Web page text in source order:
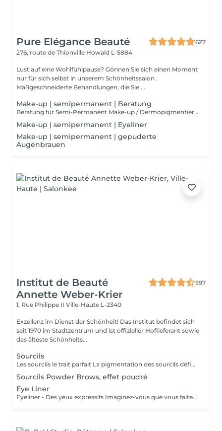
Pure Elégance Beauté
627
276, route de Thionville Howald L-5884
Lust auf eine Wohlfühlpause? Gönnen Sie sich einen Moment
nur für sich selbst in unserem Schönheitssalon .
Maßgeschneiderte Behandlungen, die Sie ...
Make-up | semipermanent | Beratung
Beratung für Semi-Permanent Make-up / Dermopigmentierung. Semi-permanentes Make-up ist ideal, um unter allen Umständen makellos zu bleiben. Es ist dauerhaft, aber nicht endgültig, im Gegensatz zum Tätowieren. Die Technik ähnelt jedoch der eines gewöhnlichen Tattoos. Über ein spezielles Gerät werden Pigmente in die Epidermis injiziert.
Make-up | semipermanent | Eyeliner
Make-up | semipermanent | gepuderte
Augenbrauen
Institut de Beauté
Annette Weber-Krier
597
1, Rue Philippe II Ville-Haute L-2340
Exzellenz im Dienst der Schönheit! Das Institut befindet sich
seit 1970 im Stadtzentrum und ist offizieller Hoflieferant sowie
das älteste Schönheits...
Sourcils
Les sourcils le trait parfait La pigmentation des sourcils définit les traits de votre visage en créant un cadre optique. Le tracé du sourcil exprime votre état d'âme et peut même vous donner un aspect plus jeune. Mais les sourcils peuvent aussi pousser de manière très irrégulière jusqu'à ne plus pousser du tout. Dans ce cas le maquillage permanent est la solution idéale. On choisira une couleur qui vous correspond, ensuite on vous fera un dessin des sourcils au crayon. Quand on aura obtenu le résultat parfait, nous allons commencer à pigmenter des poils très fins. A partir de ce jour vous allez vous réveiller tous les matins avec des sourcils parfaits.
Sourcils Powder Brows, effet poudré
Eye Liner
Eyeliner - Des yeux expressifs Imaginez-vous que vous faites du sport, que vous allez vous baigner ou au sauna et que votre Eyeliner ne s'efface pas, ne coule pas plus jamais. Vos cils paraissent plus fournis et vos yeux sont plus expressifs grâce à un Eyeliner fin. L'Eyeliner est aussi la solution parfaite si vous portez des lentilles ou si vous avez des problèmes de vue ou bien si vous voulez tout simplement gagner du temps. Vous avez le choix entre un Eyeliner très fin et discret et un Eyeliner décoratif, tout comme vous le souhaitez. Dans tous les cas l'Eyeliner mettra vos yeux en valeur.